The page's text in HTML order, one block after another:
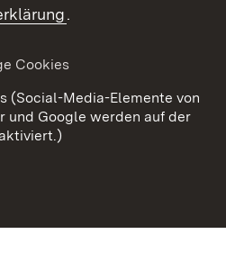
Benutzungshinweise
Cookies
.
Cookies
(Social-Media-Elemente von
und Google werden auf der